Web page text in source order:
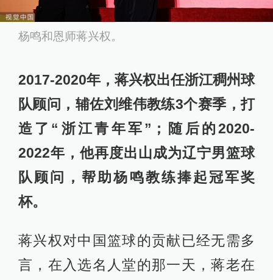
杨鸣和恩师蒋兴权。
2017-2020年，蒋兴权出任浙江稠州球
队顾问，辅佐刘维伟教练3个赛季，打
造了“浙江青年军”；随后的2020-
2022年，他再度出山成为辽宁男篮球
队顾问，帮助杨鸣教练捧起冠军奖
杯。
蒋兴权对中国篮球的贡献已经无需多
言，在入选名人堂的那一天，蒋老在